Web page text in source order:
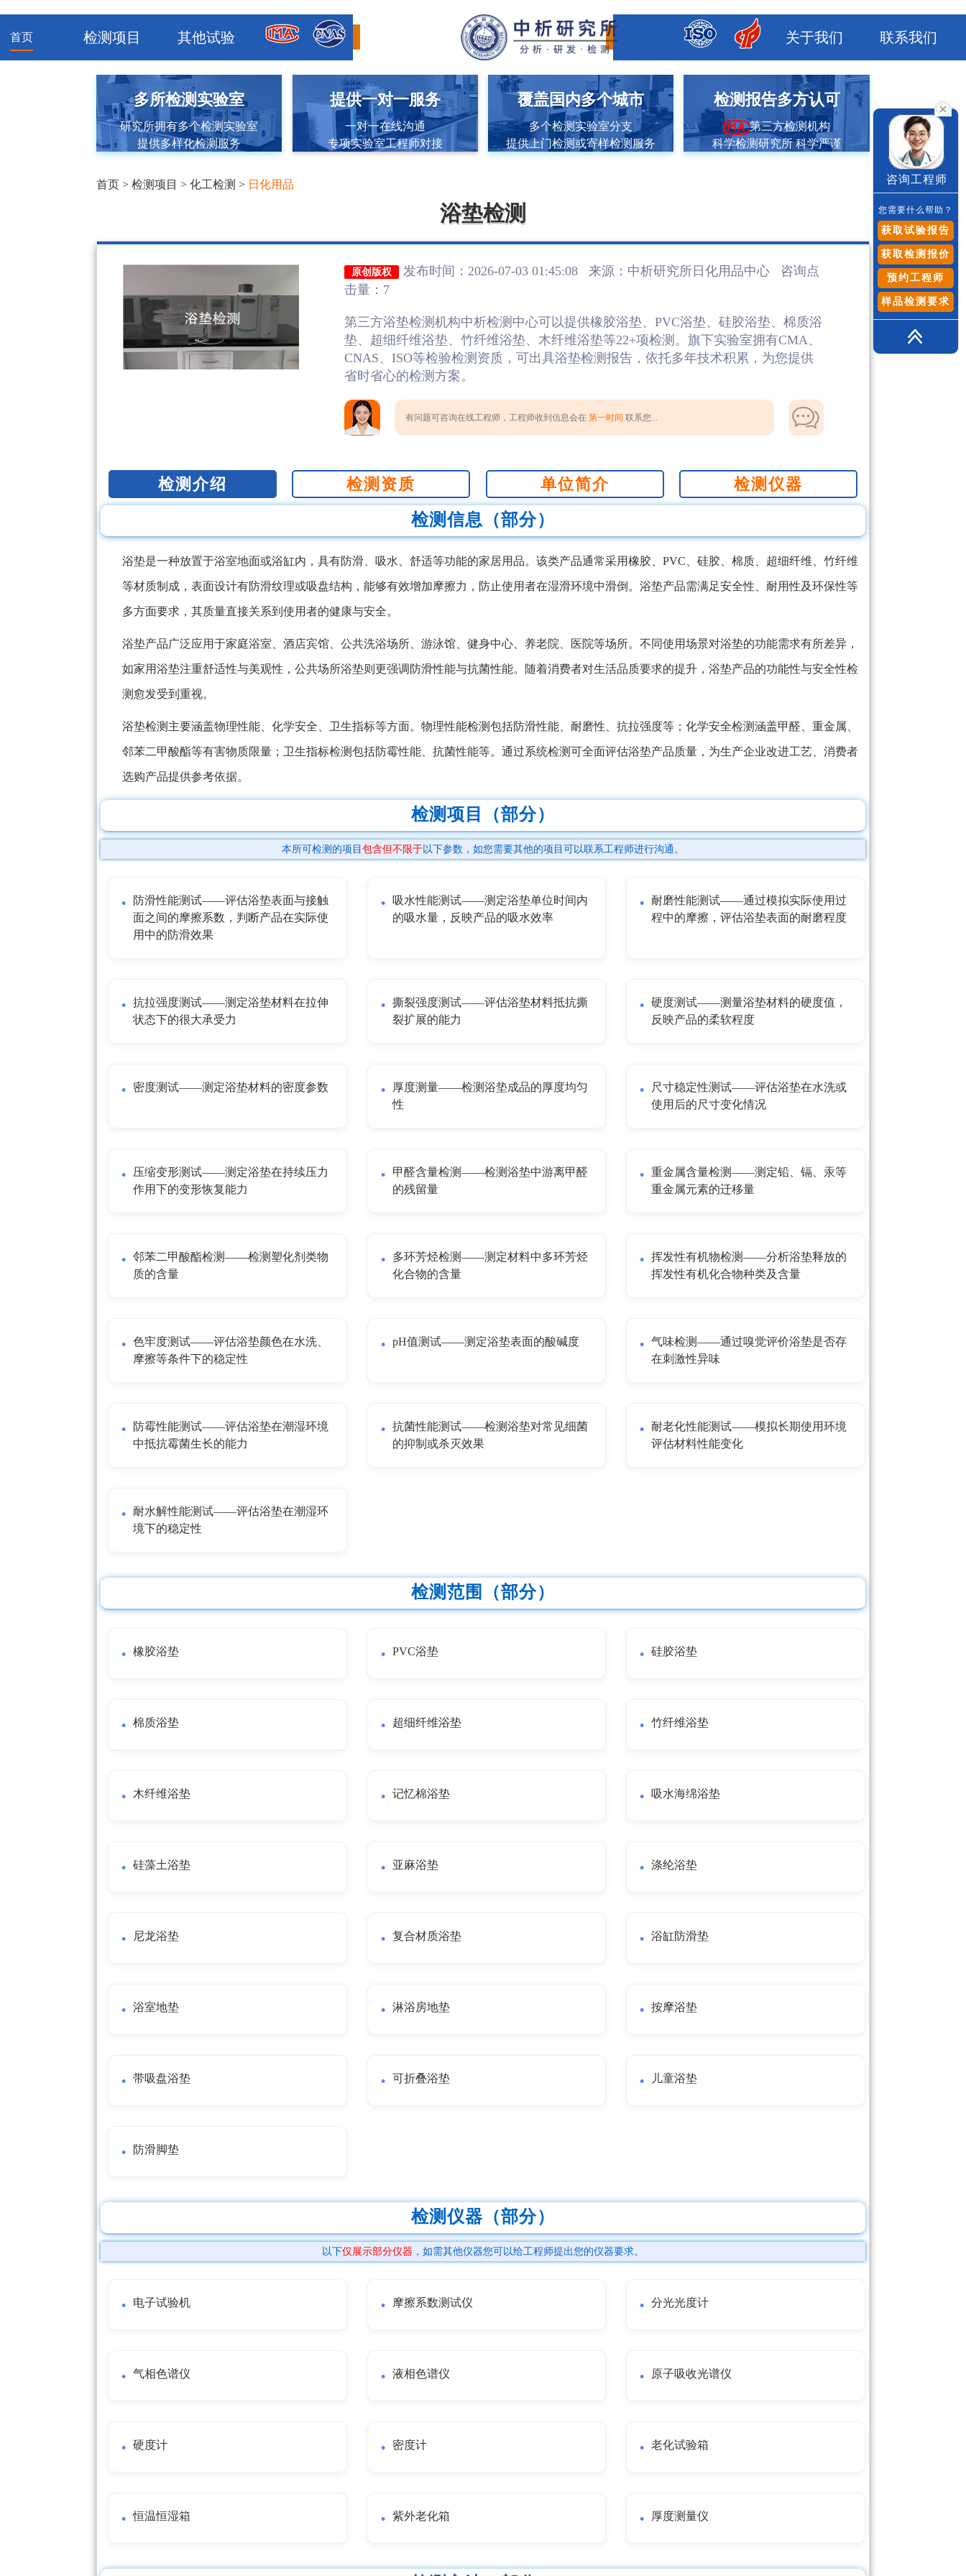
首页 检测项目 其他试验 关于我们 联系我们
多所检测实验室
研究所拥有多个检测实验室
提供多样化检测服务
提供一对一服务
一对一在线沟通
专项实验室工程师对接
覆盖国内多个城市
多个检测实验室分支
提供上门检测或寄样检测服务
检测报告多方认可
第三方检测机构
科学检测研究所 科学严谨
首页 >检测项目 >化工检测 > 日化用品
浴垫检测
原创版权 发布时间：2026-07-03 01:45:08 来源： 中析研究所日化用品中心 咨询点
击量：7
第三方浴垫检测机构中析检测中心可以提供橡胶浴垫、PVC浴垫、硅胶浴垫、棉质浴
垫、超细纤维浴垫、竹纤维浴垫、木纤维浴垫等22+项检测。旗下实验室拥有CMA、
CNAS、ISO等检验检测资质，可出具浴垫检测报告，依托多年技术积累，为您提供
省时省心的检测方案。
有问题可咨询在线工程师，工程师收到信息会在 第一时间 联系您...
检测介绍 检测资质 单位简介 检测仪器
检测信息（部分）
浴垫是一种放置于浴室地面或浴缸内，具有防滑、吸水、舒适等功能的家居用品。该类产品通常采用橡胶、PVC、硅胶、棉质、超细纤维、竹纤维
等材质制成，表面设计有防滑纹理或吸盘结构，能够有效增加摩擦力，防止使用者在湿滑环境中滑倒。浴垫产品需满足安全性、耐用性及环保性等
多方面要求，其质量直接关系到使用者的健康与安全。
浴垫产品广泛应用于家庭浴室、酒店宾馆、公共洗浴场所、游泳馆、健身中心、养老院、医院等场所。不同使用场景对浴垫的功能需求有所差异，
如家用浴垫注重舒适性与美观性，公共场所浴垫则更强调防滑性能与抗菌性能。随着消费者对生活品质要求的提升，浴垫产品的功能性与安全性检
测愈发受到重视。
浴垫检测主要涵盖物理性能、化学安全、卫生指标等方面。物理性能检测包括防滑性能、耐磨性、抗拉强度等；化学安全检测涵盖甲醛、重金属、
邻苯二甲酸酯等有害物质限量；卫生指标检测包括防霉性能、抗菌性能等。通过系统检测可全面评估浴垫产品质量，为生产企业改进工艺、消费者
选购产品提供参考依据。
检测项目（部分）
本所可检测的项目 包含但不限于以下参数，如您需要其他的项目可以联系工程师进行沟通。
防滑性能测试——评估浴垫表面与接触
面之间的摩擦系数，判断产品在实际使
用中的防滑效果
吸水性能测试——测定浴垫单位时间内
的吸水量，反映产品的吸水效率
耐磨性能测试——通过模拟实际使用过
程中的摩擦，评估浴垫表面的耐磨程度
抗拉强度测试——测定浴垫材料在拉伸
状态下的很大承受力
撕裂强度测试——评估浴垫材料抵抗撕
裂扩展的能力
硬度测试——测量浴垫材料的硬度值，
反映产品的柔软程度
密度测试——测定浴垫材料的密度参数
厚度测量——检测浴垫成品的厚度均匀
性
尺寸稳定性测试——评估浴垫在水洗或
使用后的尺寸变化情况
压缩变形测试——测定浴垫在持续压力
作用下的变形恢复能力
甲醛含量检测——检测浴垫中游离甲醛
的残留量
重金属含量检测——测定铅、镉、汞等
重金属元素的迁移量
邻苯二甲酸酯检测——检测塑化剂类物
质的含量
多环芳烃检测——测定材料中多环芳烃
化合物的含量
挥发性有机物检测——分析浴垫释放的
挥发性有机化合物种类及含量
色牢度测试——评估浴垫颜色在水洗、
摩擦等条件下的稳定性
pH值测试——测定浴垫表面的酸碱度
气味检测——通过嗅觉评价浴垫是否存
在刺激性异味
防霉性能测试——评估浴垫在潮湿环境
中抵抗霉菌生长的能力
抗菌性能测试——检测浴垫对常见细菌
的抑制或杀灭效果
耐老化性能测试——模拟长期使用环境
评估材料性能变化
耐水解性能测试——评估浴垫在潮湿环
境下的稳定性
检测范围（部分）
橡胶浴垫 PVC浴垫 硅胶浴垫
棉质浴垫 超细纤维浴垫 竹纤维浴垫
木纤维浴垫 记忆棉浴垫 吸水海绵浴垫
硅藻土浴垫 亚麻浴垫 涤纶浴垫
尼龙浴垫 复合材质浴垫 浴缸防滑垫
浴室地垫 淋浴房地垫 按摩浴垫
带吸盘浴垫 可折叠浴垫 儿童浴垫
防滑脚垫
检测仪器（部分）
以下仅展示部分仪器 ，如需其他仪器您可以给工程师提出您的仪器要求。
电子试验机 摩擦系数测试仪 分光光度计
气相色谱仪 液相色谱仪 原子吸收光谱仪
硬度计 密度计 老化试验箱
恒温恒湿箱 紫外老化箱 厚度测量仪
咨询工程师
您需要什么帮助？
获取试验报告
获取检测报价
预约工程师
样品检测要求